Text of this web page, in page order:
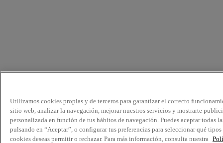
Utilizamos cookies propias y de terceros para garantizar el correcto
sitio web, analizar la navegación, mejorar nuestros servicios y mostrarte
personalizada en función de tus hábitos de navegación. Puedes aceptar todas
pulsando en “Aceptar”, o configurar tus preferencias para seleccionar qué tipos
cookies deseas permitir o rechazar. Para más información, consulta nuestra